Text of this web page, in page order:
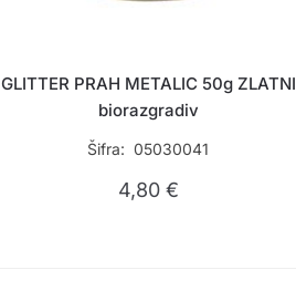
GLITTER PRAH METALIC 50g ZLATNI
biorazgradiv
Šifra: 05030041
4,80 €